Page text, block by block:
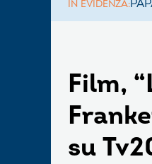
IN EVIDENZA:
Film,
su